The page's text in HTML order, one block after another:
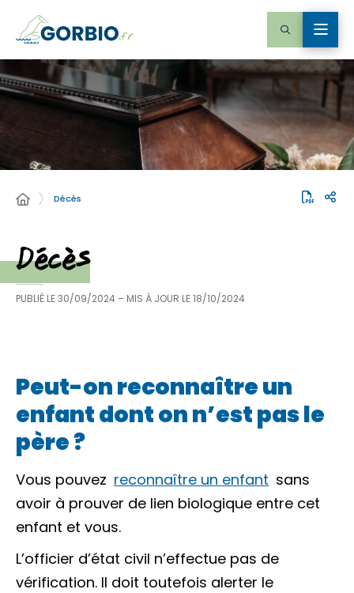
Décès
Décès
PUBLIÉ LE30/09/2024 – MIS À JOUR LE18/10/2024
Peut-on reconnaître un
enfant dont on n’est pas le
père ?
Vous pouvez reconnaître un enfant sans
avoir à prouver de lien biologique entre cet
enfant et vous.
L’officier d’état civil n’effectue pas de
vérification. Il doit toutefois alerter le